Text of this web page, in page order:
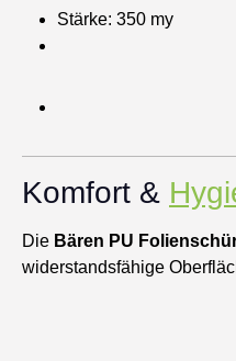
Stärke: 350 my
Komfort &
Die Bären PU
widerstandsfähige